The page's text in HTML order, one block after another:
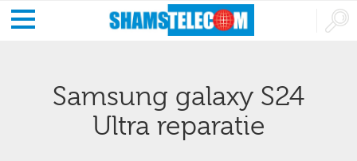
Samsung galaxy S24
Ultra reparatie